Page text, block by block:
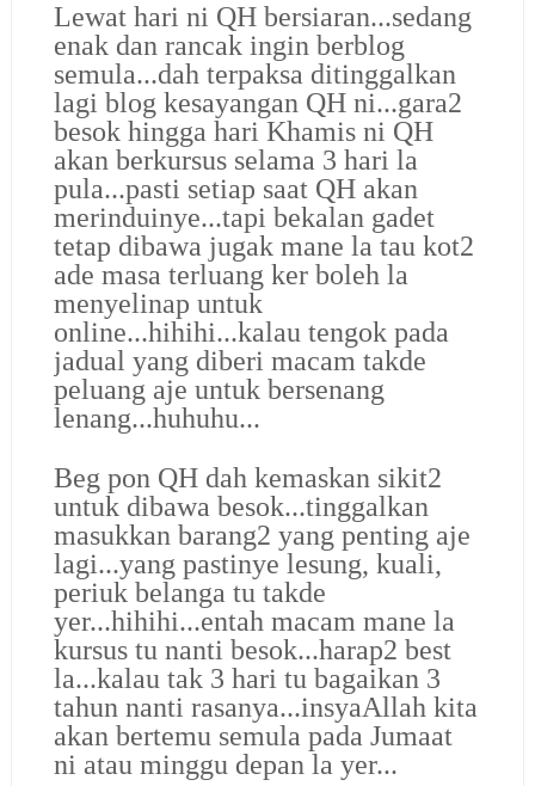
Lewat hari ni QH bersiaran...sedang
enak dan rancak ingin berblog
semula...dah terpaksa ditinggalkan
lagi blog kesayangan QH ni...gara2
besok hingga hari Khamis ni QH
akan berkursus selama 3 hari la
pula...pasti setiap saat QH akan
merinduinye...tapi bekalan gadet
tetap dibawa jugak mane la tau kot2
ade masa terluang ker boleh la
menyelinap untuk
online...hihihi...kalau tengok pada
jadual yang diberi macam takde
peluang aje untuk bersenang
lenang...huhuhu...
Beg pon QH dah kemaskan sikit2
untuk dibawa besok...tinggalkan
masukkan barang2 yang penting aje
lagi...yang pastinye lesung, kuali,
periuk belanga tu takde
yer...hihihi...entah macam mane la
kursus tu nanti besok...harap2 best
la...kalau tak 3 hari tu bagaikan 3
tahun nanti rasanya...insyaAllah kita
akan bertemu semula pada Jumaat
ni atau minggu depan la yer...